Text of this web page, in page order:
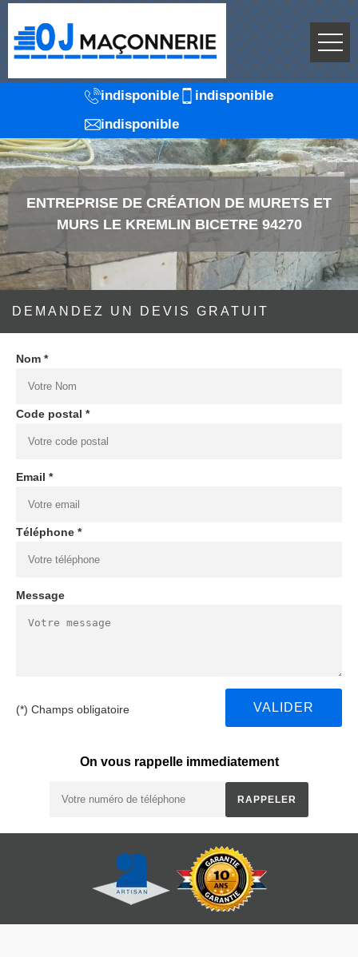
indisponible
indisponible
indisponible
ENTREPRISE DE CRÉATION DE MURETS ET
MURS LE KREMLIN BICETRE 94270
DEMANDEZ UN DEVIS GRATUIT
Nom *
Code postal *
Email *
Téléphone *
Message
(*) Champs obligatoire
On vous rappelle immediatement